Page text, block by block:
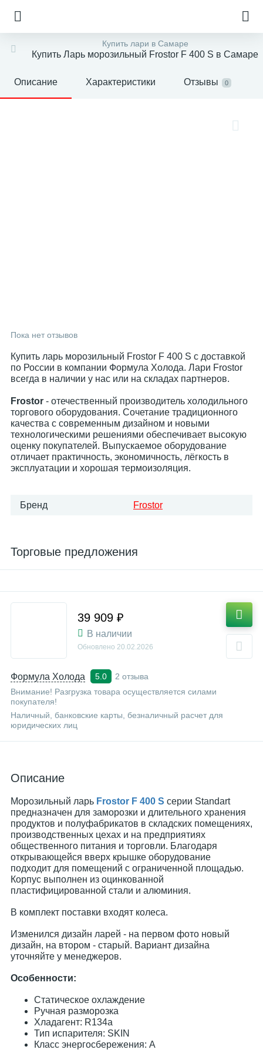
Купить лари в Самаре
Купить Ларь морозильный Frostor F 400 S в Самаре
Описание Характеристики Отзывы 0
Пока нет отзывов
Купить ларь морозильный Frostor F 400 S с доставкой
по России в компании Формула Холода. Лари Frostor
всегда в наличии у нас или на складах партнеров.
Frostor - отечественный производитель холодильного
торгового оборудования. Сочетание традиционного
качества с современным дизайном и новыми
технологическими решениями обеспечивает высокую
оценку покупателей. Выпускаемое оборудование
отличает практичность, экономичность, лёгкость в
эксплуатации и хорошая термоизоляция.
Бренд Frostor
Торговые предложения
Формула Холода 5.0
2 отзыва
Внимание! Разгрузка товара осуществляется силами
покупателя!
Наличный, банковские карты, безналичный расчет для
юридических лиц
39 909 ₽
В наличии
Обновлено 20.02.2026
Описание
Морозильный ларь Frostor F 400 S серии Standart
предназначен для заморозки и длительного хранения
продуктов и полуфабрикатов в складских помещениях,
производственных цехах и на предприятиях
общественного питания и торговли. Благодаря
открывающейся вверх крышке оборудование
подходит для помещений с ограниченной площадью.
Корпус выполнен из оцинкованной
пластифицированной стали и алюминия.
В комплект поставки входят колеса.
Изменился дизайн ларей - на первом фото новый
дизайн, на втором - старый. Вариант дизайна
уточняйте у менеджеров.
Особенности:
Статическое охлаждение
Ручная разморозка
Хладагент: R134a
Тип испарителя: SKIN
Класс энергосбережения: А